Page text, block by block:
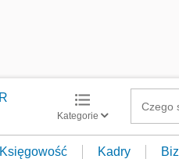
Kategorie
Księgowość Kadry